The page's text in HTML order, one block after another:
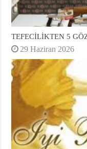
TEFECİLİKTEN 5
29 Haziran 2026